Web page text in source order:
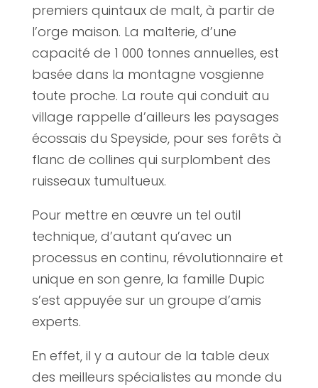
premiers quintaux de malt, à partir de
l’orge maison. La malterie, d’une
capacité de 1 000 tonnes annuelles, est
basée dans la montagne vosgienne
toute proche. La route qui conduit au
village rappelle d’ailleurs les paysages
écossais du Speyside, pour ses forêts à
flanc de collines qui surplombent des
ruisseaux tumultueux.
Pour mettre en œuvre un tel outil
technique, d’autant qu’avec un
processus en continu, révolutionnaire et
unique en son genre, la famille Dupic
s’est appuyée sur un groupe d’amis
experts.
En effet, il y a autour de la table deux
des meilleurs spécialistes au monde du